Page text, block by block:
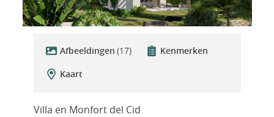
Afbeeldingen (17)
Kenmerken
Kaart
Villa en Monfort del Cid